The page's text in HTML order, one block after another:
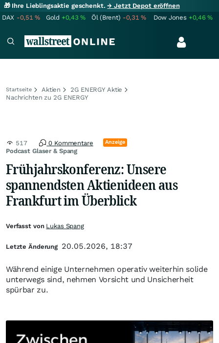
🎁 Ihre Lieblingsaktie geschenkt.→ Jetzt Depot eröffnen
DAX -0,51% Gold +0,43% Öl (Brent) -0,31% Dow Jones +0,46%
Startseite Aktien
2G ENERGY Aktie
Nachrichten zu 2G ENERGY
Podcast Glaser & Spang
517 0 Kommentare Anzeige
Frühjahrskonferenz: Unsere
spannendsten Aktienideen aus
Frankfurt im Überblick
Während einige Unternehmen operativ weiterhin solide
unterwegs sind, nehmen Vorsicht und Unsicherheit
spürbar zu.
Verfasst von Lukas Spang
Letzte Änderung 20.05.2026, 18:37